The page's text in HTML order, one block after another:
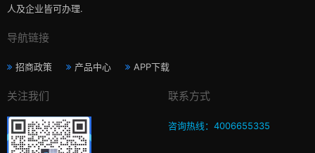
人及企业皆可办理.
导航链接
招商政策 产品中心 APP下载
关注我们 联系方式
咨询热线：4006655335